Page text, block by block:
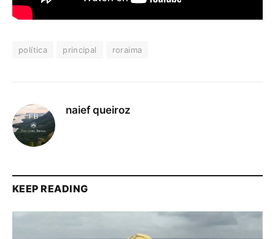
política principal roraima
naief queiroz
KEEP READING